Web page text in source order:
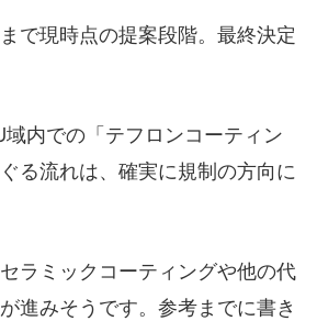
で現時点の提案段階。最終決定
内での「テフロンコーティン
る流れは、確実に規制の方向に
ラミックコーティングや他の代
進みそうです。参考までに書き